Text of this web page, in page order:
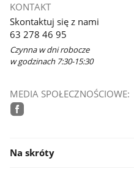
KONTAKT
Skontaktuj się z nami
63 278 46 95
Czynna w dni robocze
w godzinach 7:30-15:30
MEDIA SPOŁECZNOŚCIOWE:
Na skróty